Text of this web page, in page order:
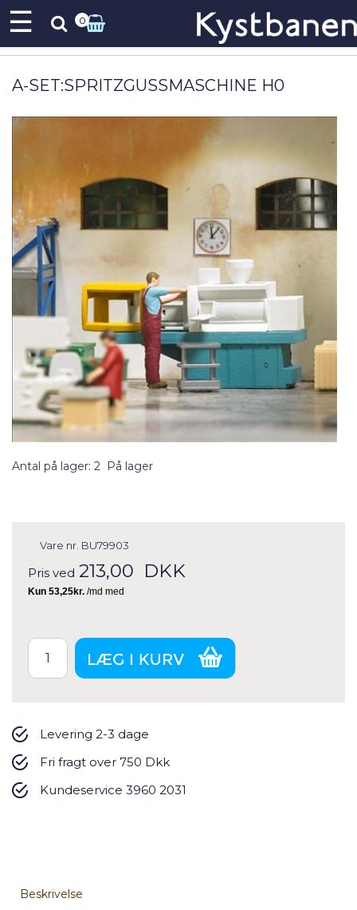
☰ 0
A-SET:SPRITZGUSSMASCHINE H0
Antal på lager: 2 På lager
Vare nr. BU79903
Pris ved 213,00 DKK
Levering 2-3 dage
Fri fragt over 750 Dkk
Kundeservice 3960 2031
Beskrivelse